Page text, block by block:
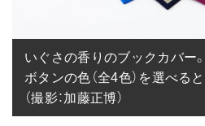
いぐさの香りのブックカバー
ボタンの色（全4色）を選べる
（撮影：加藤正博）